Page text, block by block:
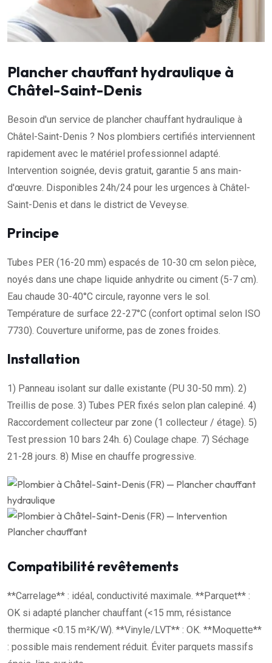
Plancher chauffant hydraulique à
Châtel-Saint-Denis
Besoin d'un service de plancher chauffant hydraulique à
Châtel-Saint-Denis ? Nos plombiers certifiés interviennent
rapidement avec le matériel professionnel adapté.
Intervention soignée, devis gratuit, garantie 5 ans main-
d'œuvre. Disponibles 24h/24 pour les urgences à Châtel-
Saint-Denis et dans le district de Veveyse.
Principe
Tubes PER (16-20 mm) espacés de 10-30 cm selon pièce,
noyés dans une chape liquide anhydrite ou ciment (5-7 cm).
Eau chaude 30-40°C circule, rayonne vers le sol.
Température de surface 22-27°C (confort optimal selon ISO
7730). Couverture uniforme, pas de zones froides.
Installation
1) Panneau isolant sur dalle existante (PU 30-50 mm). 2)
Treillis de pose. 3) Tubes PER fixés selon plan calepiné. 4)
Raccordement collecteur par zone (1 collecteur / étage). 5)
Test pression 10 bars 24h. 6) Coulage chape. 7) Séchage
21-28 jours. 8) Mise en chauffe progressive.
Compatibilité revêtements
**Carrelage** : idéal, conductivité maximale. **Parquet** :
OK si adapté plancher chauffant (<15 mm, résistance
thermique <0.15 m²K/W). **Vinyle/LVT** : OK. **Moquette**
: possible mais rendement réduit. Éviter parquets massifs